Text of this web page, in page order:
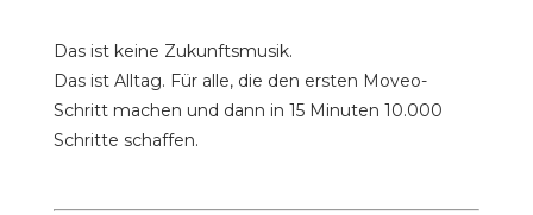
Das ist keine Zukunftsmusik.
Das ist Alltag. Für alle, die den ersten Moveo-
Schritt machen und dann in 15 Minuten 10.000
Schritte schaffen.